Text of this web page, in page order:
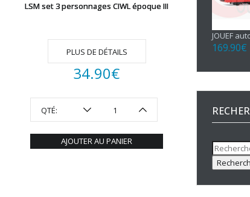
LSM set 3 personnages CIWL époque III
PLUS DE DÉTAILS
34.90€
QTÉ:
AJOUTER AU PANIER
JOUEF
169.90€
pour :